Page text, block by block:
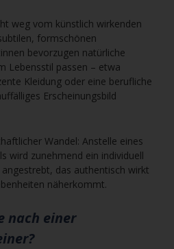
weg vom künstlich wirkenden
formschönen
bevorzugen natürliche
Lebensstil passen – etwa
Kleidung oder eine berufliche
Erscheinungsbild
Wandel: Anstelle eines
wird zunehmend ein individuell
das authentisch wirkt
näherkommt.
nach einer